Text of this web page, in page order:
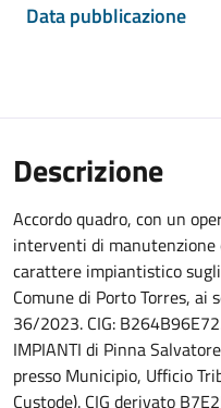
Data pubblicazione
Descrizione
Accordo quadro, con un
interventi di
carattere impiantistico
Comune di Porto Torres, ai
36/2023. CIG:
IMPIANTI di Pinna
presso Municipio, Ufficio
Custode). CIG derivato